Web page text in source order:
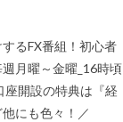
るFX番組！初心者
月曜～金曜_16時頃
座開設の特典は『経
他にも色々！／